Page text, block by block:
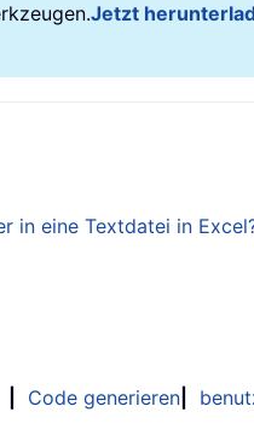
Jetzt
in eine Textdatei in
Code generieren